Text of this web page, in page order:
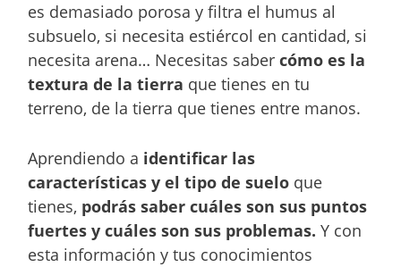
es demasiado porosa y filtra el humus al
subsuelo, si necesita estiércol en cantidad, si
necesita arena… Necesitas saber cómo es la
textura de la tierra que tienes en tu
terreno, de la tierra que tienes entre manos.
Aprendiendo a identificar las
características y el tipo de suelo que
tienes, podrás saber cuáles son sus puntos
fuertes y cuáles son sus problemas. Y con
esta información y tus conocimientos